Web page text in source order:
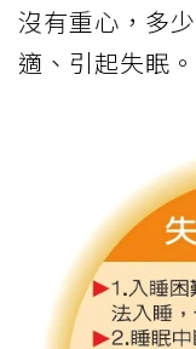
沒有重心，多
適、引起失眠。